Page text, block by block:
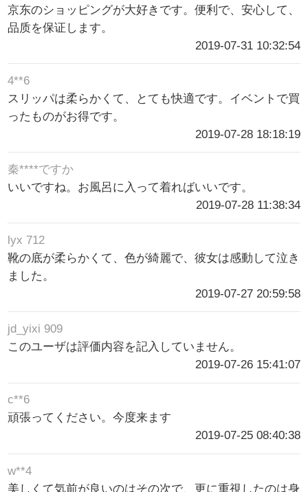
京东のショッピングが大好きです。便利で、安心して、
品质を保证します。
2019-07-31 10:32:54
4**6
スリッパは柔らかくて、とても快適です。イベントで買
ったものがお得です。
2019-07-28 18:18:19
秦****ですか
いいですね。お風呂に入って着ればいいです。
2019-07-28 11:38:34
lyx 712
靴の底が柔らかくて、色が綺麗で、彼女は感動して泣き
ました。
2019-07-27 20:59:58
jd_yixi 909
このユーザは評価内容を記入していません。
2019-07-26 15:41:07
c**6
頑張ってください。今度来ます
2019-07-25 08:40:38
w**4
美しくて気前が良いのはその次で、更に重視したのは身